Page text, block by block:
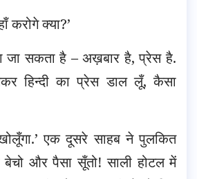
करोगे क्या?’
जा सकता है – अख़बार है, प्रेस है.
हिन्दी का प्रेस डाल लूँ, कैसा
एक दूसरे साहब ने पुलकित
बेचो और पैसा सूँतो! साली होटल में